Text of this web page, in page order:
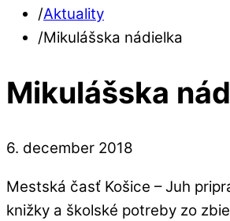
/Aktuality
/Mikulášska nádielka
Mikulášska
6. december 2018
Mestská časť Košice – Juh
knižky a školské potreby zo